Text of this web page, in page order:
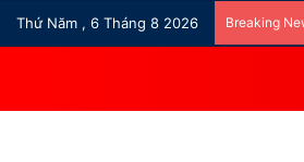
Thứ Năm , 6 Tháng 8 2026 Breaking